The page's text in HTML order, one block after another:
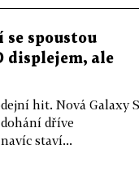
se spoustou
displejem, ale
hit. Nová Galaxy
dříve
staví...